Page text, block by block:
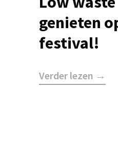
genieten
festival!
Verder lezen →